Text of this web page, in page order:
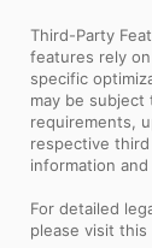
Third-Party
features rely
specific
may be
requirements,
respective
information
For detailed
please visit this